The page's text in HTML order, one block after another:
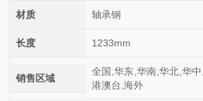
材质 轴承钢
长度 1233mm
销售区域
全国,华东,华南,华北,华
港澳台,海外